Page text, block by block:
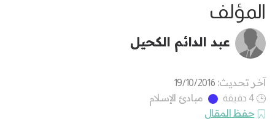
المؤلف
عبد الدائم الكحيل
آخر تحديث: 19/10/2016
4 دقيقة
مبادئ الإسلام
حفظ المقال